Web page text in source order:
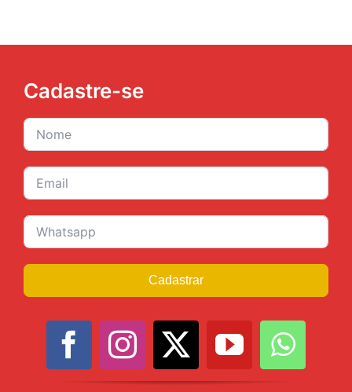
Cadastre-se
Cadastrar